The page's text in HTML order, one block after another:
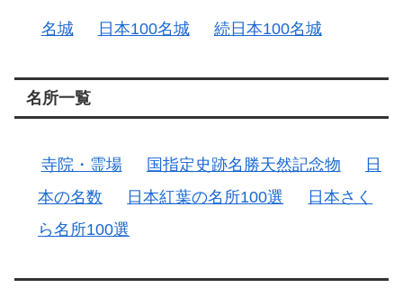
名城 日本100名城 続日本100名城
名所一覧
寺院・霊場 国指定史跡名勝天然記念物
日
本の名数
日本紅葉の名所100選
日本さく
ら名所100選